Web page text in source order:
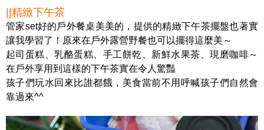
||精緻下午茶
管家set好的戶外餐桌美美的，提供的精緻下午茶擺盤也著實
讓我學習了！原來在戶外露營野餐也可以擺得這麼美～
起司蛋糕、乳酪蛋糕、手工餅乾、新鮮水果茶、現磨咖啡～
在戶外享用到這樣的下午茶實在令人驚豔
孩子們玩水回來比誰都餓，美食當前不用呼喊孩子們自然會
靠過來^^